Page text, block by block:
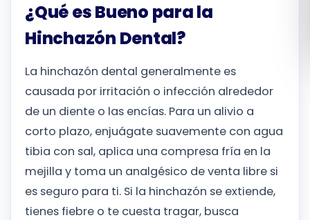
¿Qué es Bueno para la
Hinchazón Dental?
La hinchazón dental generalmente es
causada por irritación o infección alrededor
de un diente o las encías. Para un alivio a
corto plazo, enjuágate suavemente con agua
tibia con sal, aplica una compresa fría en la
mejilla y toma un analgésico de venta libre si
es seguro para ti. Si la hinchazón se extiende,
tienes fiebre o te cuesta tragar, busca